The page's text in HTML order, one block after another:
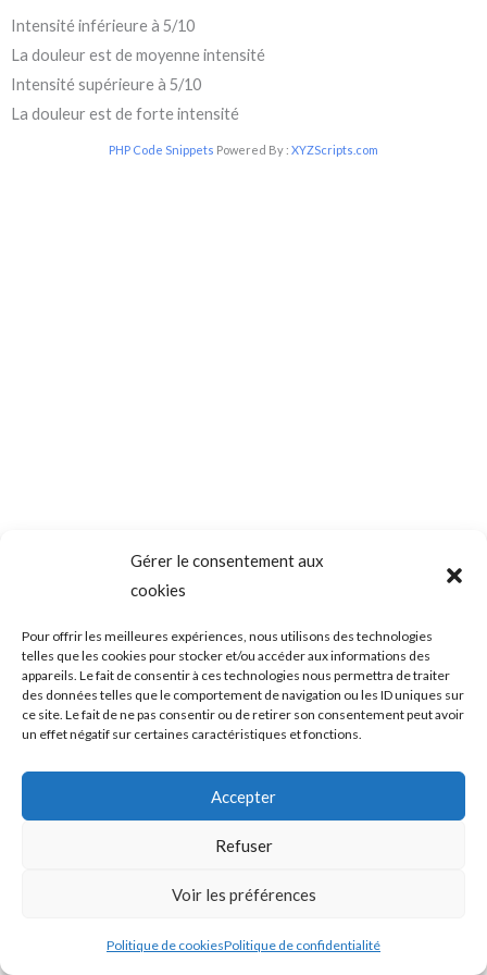
Gérer le consentement aux
cookies
Pour offrir les meilleures expériences, nous utilisons des technologies
telles que les cookies pour stocker et/ou accéder aux informations des
appareils. Le fait de consentir à ces technologies nous permettra de traiter
des données telles que le comportement de navigation ou les ID uniques sur
ce site. Le fait de ne pas consentir ou de retirer son consentement peut avoir
un effet négatif sur certaines caractéristiques et fonctions.
Accepter
Refuser
Voir les préférences
Politique de cookiesPolitique de confidentialité
Intensité inférieure à 5/10
La douleur est de moyenne intensité
Intensité supérieure à 5/10
La douleur est de forte intensité
PHP Code Snippets Powered By : XYZScripts.com